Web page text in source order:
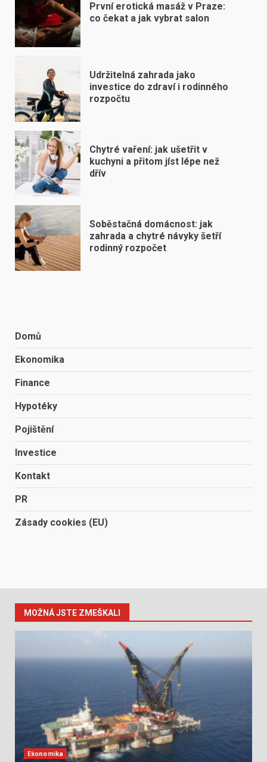
První erotická masáž v Praze:
co čekat a jak vybrat salon
Udržitelná zahrada jako
investice do zdraví i rodinného
rozpočtu
Chytré vaření: jak ušetřit v
kuchyni a přitom jíst lépe než
dřív
Soběstačná domácnost: jak
zahrada a chytré návyky šetří
rodinný rozpočet
Domů
Ekonomika
Finance
Hypotéky
Pojištění
Investice
Kontakt
PR
Zásady cookies (EU)
MOŽNÁ JSTE ZMEŠKALI
Ekonomika